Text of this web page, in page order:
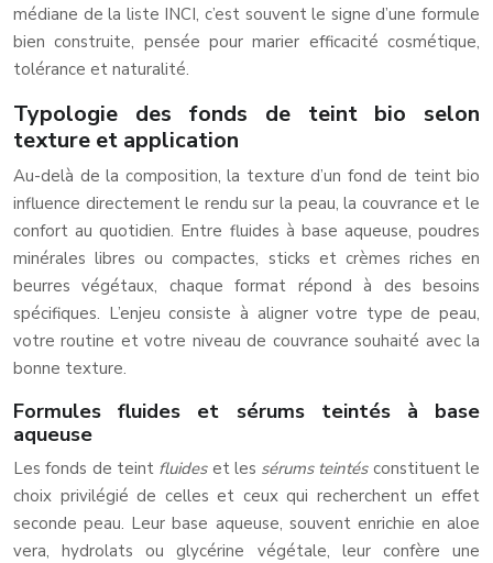
médiane de la liste INCI, c’est souvent le signe d’une formule
bien construite, pensée pour marier efficacité cosmétique,
tolérance et naturalité.
Typologie des fonds de teint bio selon
texture et application
Au-delà de la composition, la texture d’un fond de teint bio
influence directement le rendu sur la peau, la couvrance et le
confort au quotidien. Entre fluides à base aqueuse, poudres
minérales libres ou compactes, sticks et crèmes riches en
beurres végétaux, chaque format répond à des besoins
spécifiques. L’enjeu consiste à aligner votre type de peau,
votre routine et votre niveau de couvrance souhaité avec la
bonne texture.
Formules fluides et sérums teintés à base
aqueuse
Les fonds de teint fluideset les sérums teintésconstituent le
choix privilégié de celles et ceux qui recherchent un effet
seconde peau. Leur base aqueuse, souvent enrichie en aloe
vera, hydrolats ou glycérine végétale, leur confère une